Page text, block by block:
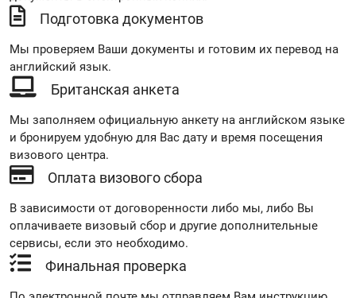
Подготовка документов
Мы проверяем Ваши документы и готовим их перевод на
английский язык.
Британская анкета
Мы заполняем официальную анкету на английском языке
и бронируем удобную для Вас дату и время посещения
визового центра.
Оплата визового сбора
В зависимости от договоренности либо мы, либо Вы
оплачиваете визовый сбор и другие дополнительные
сервисы, если это необходимо.
Финальная проверка